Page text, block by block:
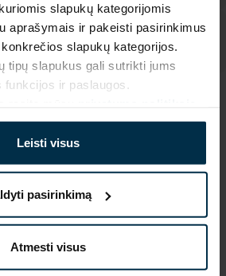
slapukų kategorijomis
aprašymais ir pakeisti pasirinkimus
slapukų kategorijos.
tipų slapukus gali sutrikti jums
funkcijos ir paslaugos.
Leisti visus
pasirinkimą
Atmesti visus
Artikulas
19;T20
Audinio sudėtis